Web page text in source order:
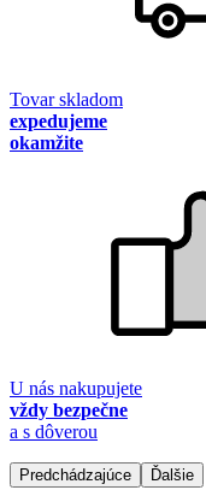
Tovar skladom
expedujeme
okamžite
U nás nakupujete
vždy bezpečne
a s dôverou
Predchádzajúce Ďalšie